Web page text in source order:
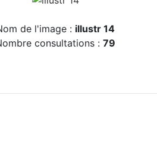
de l'image : illustr 14
consultations : 79